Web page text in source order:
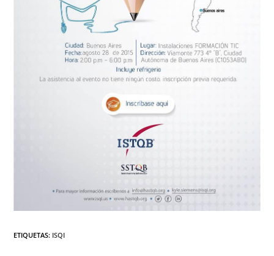
ETIQUETAS: ISQI